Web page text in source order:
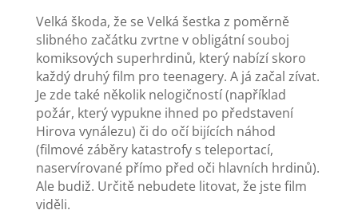
Velká škoda, že se Velká šestka z poměrně
slibného začátku zvrtne v obligátní souboj
komiksových superhrdinů, který nabízí skoro
každý druhý film pro teenagery. A já začal zívat.
Je zde také několik nelogičností (například
požár, který vypukne ihned po představení
Hirova vynálezu) či do očí bijících náhod
(filmové záběry katastrofy s teleportací,
naservírované přímo před oči hlavních hrdinů).
Ale budiž. Určitě nebudete litovat, že jste film
viděli.